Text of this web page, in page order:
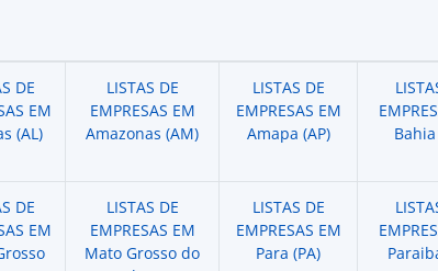
DE
EM
(AL)
LISTAS DE
EMPRESAS EM
Amazonas (AM)
LISTAS DE
EMPRESAS EM
Amapa (AP)
DE
EM
LISTAS DE
EMPRESAS EM
Mato Grosso do
LISTAS DE
EMPRESAS EM
Para (PA)